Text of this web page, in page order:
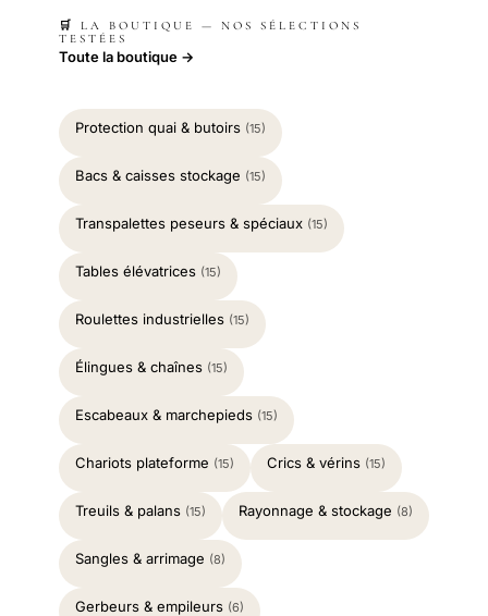
🛒 LA BOUTIQUE — NOS SÉLECTIONS
TESTÉES
Toute la boutique →
Protection quai & butoirs (15)
Bacs & caisses stockage (15)
Transpalettes peseurs & spéciaux (15)
Tables élévatrices (15)
Roulettes industrielles (15)
Élingues & chaînes (15)
Escabeaux & marchepieds (15)
Chariots plateforme (15) Crics & vérins (15)
Treuils & palans (15) Rayonnage & stockage (8)
Sangles & arrimage (8)
Gerbeurs & empileurs (6)